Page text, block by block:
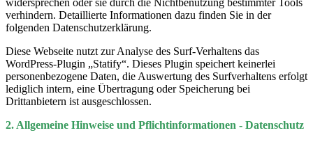
widersprechen oder sie durch die Nichtbenutzung bestimmter Tools
verhindern. Detaillierte Informationen dazu finden Sie in der
folgenden Datenschutzerklärung.
Diese Webseite nutzt zur Analyse des Surf-Verhaltens das
WordPress-Plugin „Statify“. Dieses Plugin speichert keinerlei
personenbezogene Daten, die Auswertung des Surfverhaltens erfolgt
lediglich intern, eine Übertragung oder Speicherung bei
Drittanbietern ist ausgeschlossen.
2. Allgemeine Hinweise und Pflichtinformationen - Datenschutz